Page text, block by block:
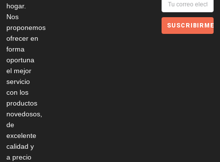
hogar.
Nos
proponemos
ofrecer en
forma
oportuna
el mejor
servicio
con los
productos
novedosos,
de
excelente
calidad y
a precio
SUSCRIBIRME